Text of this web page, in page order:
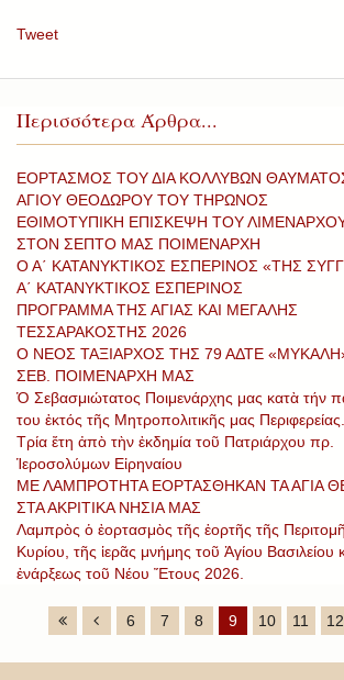
Tweet
Περισσότερα Άρθρα...
ΕΟΡΤΑΣΜΟΣ ΤΟΥ ΔΙΑ ΚΟΛΛΥΒΩΝ
ΑΓΙΟΥ ΘΕΟΔΩΡΟΥ ΤΟΥ ΤΗΡΩΝΟΣ
ΕΘΙΜΟΤΥΠΙΚΗ ΕΠΙΣΚΕΨΗ ΤΟΥ
ΣΤΟΝ ΣΕΠΤΟ ΜΑΣ ΠΟΙΜΕΝΑΡΧΗ
Ο Α΄ ΚΑΤΑΝΥΚΤΙΚΟΣ ΕΣΠΕΡΙΝΟΣ «ΤΗΣ
Α΄ ΚΑΤΑΝΥΚΤΙΚΟΣ ΕΣΠΕΡΙΝΟΣ
ΠΡΟΓΡΑΜΜΑ ΤΗΣ ΑΓΙΑΣ ΚΑΙ ΜΕΓΑΛΗΣ
ΤΕΣΣΑΡΑΚΟΣΤΗΣ 2026
Ο ΝΕΟΣ ΤΑΞΙΑΡΧΟΣ ΤΗΣ 79 ΑΔΤΕ
ΣΕΒ. ΠΟΙΜΕΝΑΡΧΗ ΜΑΣ
Ὁ Σεβασμιώτατος Ποιμενάρχης μας κατὰ τήν
του ἐκτός τῆς Μητροπολιτικῆς μας Περιφερείας.
Τρία ἔτη ἀπὸ τὴν ἐκδημία τοῦ Πατριάρχου πρ.
Ἱεροσολύμων Εἰρηναίου
ΜΕ ΛΑΜΠΡΟΤΗΤΑ ΕΟΡΤΑΣΘΗΚΑΝ ΤΑ ΑΓΙΑ
ΣΤΑ ΑΚΡΙΤΙΚΑ ΝΗΣΙΑ ΜΑΣ
Λαμπρὸς ὁ ἐορτασμὸς τῆς ἑορτῆς τῆς
Κυρίου, τῆς ἱερᾶς μνήμης τοῦ Ἁγίου Βασιλείου
ἐνάρξεως τοῦ Νέου Ἔτους 2026.
6 7 8 9 10 11 12